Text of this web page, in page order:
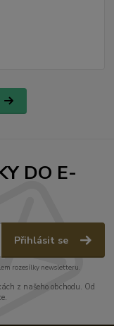
DO E-
Přihlásit se
rozesílky newsletteru.
z našeho obchodu. Od